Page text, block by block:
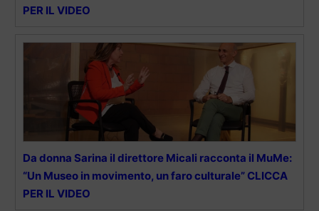
PER IL VIDEO
Da donna Sarina il direttore Micali racconta il MuMe:
“Un Museo in movimento, un faro culturale” CLICCA
PER IL VIDEO